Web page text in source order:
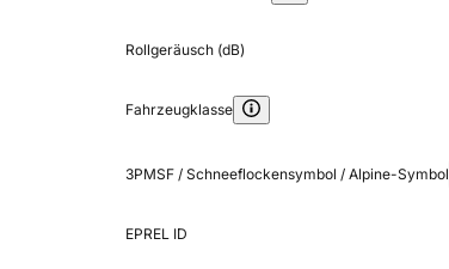
Rollgeräusch (dB)
Fahrzeugklasse
3PMSF / Schneeflockensymbol / Alpine-Symbol
EPREL ID